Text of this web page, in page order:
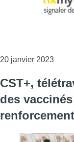
20 janvier 2023
CST+,
des